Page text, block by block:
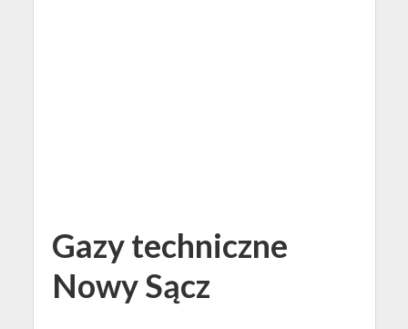
Gazy techniczne
Nowy Sącz